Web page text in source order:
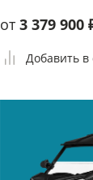
от 3 379 900
Добавить